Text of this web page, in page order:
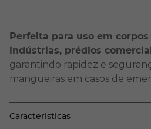
Perfeita para uso em
indústrias, prédios
garantindo rapidez e
mangueiras em casos de
Características